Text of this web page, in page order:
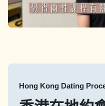
Hong Kong Dating